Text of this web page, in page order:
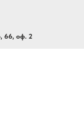
66, оф. 2